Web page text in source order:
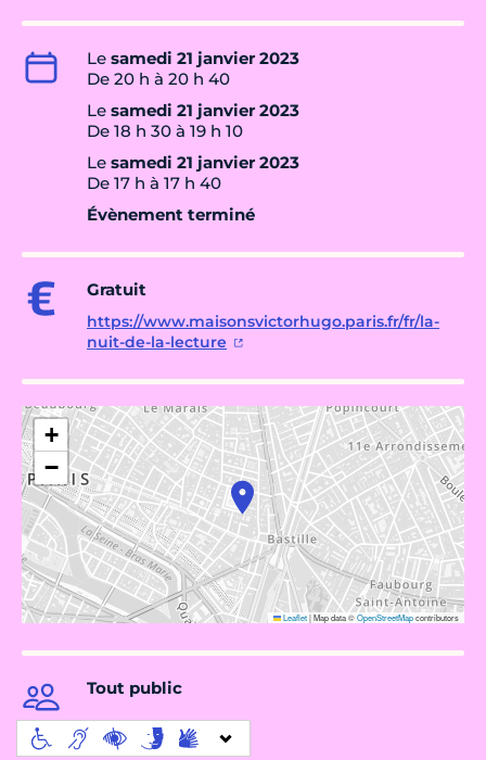
Le samedi 21 janvier 2023
De 20 h à 20 h 40
Le samedi 21 janvier 2023
De 18 h 30 à 19 h 10
Le samedi 21 janvier 2023
De 17 h à 17 h 40
Évènement terminé
Gratuit
https://www.maisonsvictorhugo.paris.fr/fr/la-
nuit-de-la-lecture
+
−
Leaflet|Map data ©OpenStreetMapcontributors
Tout public